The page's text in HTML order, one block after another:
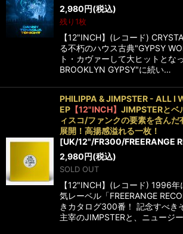
2,980円(税込)
残り1枚
【12"INCH】(レコード)
る不朽のハウス古典"GYPSY
ト・カヴァーして大ヒットとな
BROOKLYN GYPSY"に続い…
PHILIPPA & JIMPSTER - ALL I
EP 【12"INCH】 JIMPSTERとベ
ィスコ/ファンクの要素を含んだ
展開！高揚感溢れる一枚！
[UK/12"/FR300/FREERANGE
2,980円(税込)
SOLD OUT
【12"INCH】(レコード) 1996年
気レーベル「FREERANGE
きカタログ300番！ 記念すべき
主宰のJIMPSTERと、ニュージ